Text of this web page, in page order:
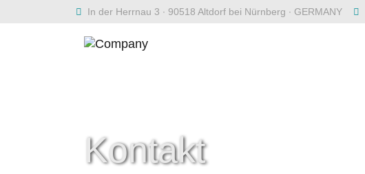
Zum Hauptinhalt springenIn der Herrnau 3 ∙ 90518 Altdorf bei Nürnberg ∙ GERMANY
Kontakt